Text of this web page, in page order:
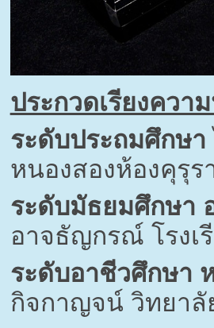
ประกวดเรียงควา
ระดับประถมศึกษา
หนองสองห้องคุรุ
ระดับมัธยมศึกษา
อาจธัญกรณ์ โรงเ
ระดับอาชีวศึกษา
กิจกาญจน์ วิทยา